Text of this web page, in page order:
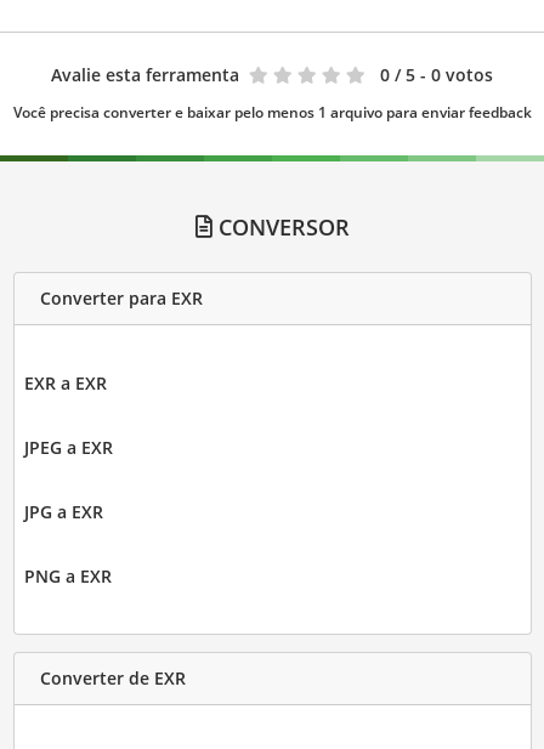
Avalie esta ferramenta 0 / 5 - 0 votos
Você precisa converter e baixar pelo menos 1 arquivo para enviar feedback
CONVERSOR
Converter para EXR
EXR a EXR
JPEG a EXR
JPG a EXR
PNG a EXR
Converter de EXR